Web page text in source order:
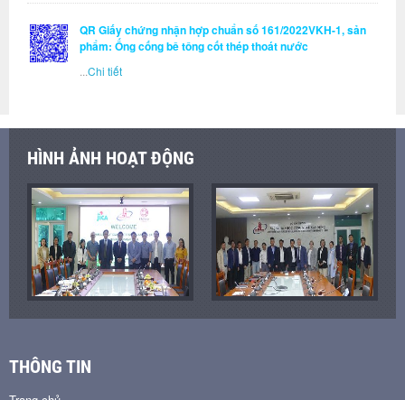
QR Giấy chứng nhận hợp chuẩn số 161/2022VKH-1, sản
phẩm: Ống cống bê tông cốt thép thoát nước
Chi tiết
HÌNH ẢNH HOẠT ĐỘNG
THÔNG TIN